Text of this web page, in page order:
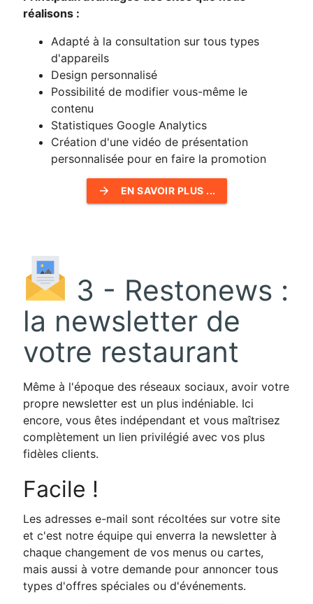
réalisons :
Adapté à la consultation sur tous types
d'appareils
Design personnalisé
Possibilité de modifier vous-même le
contenu
Statistiques Google Analytics
Création d'une vidéo de présentation
personnalisée pour en faire la promotion
arrow_forward EN SAVOIR PLUS ...
3 - Restonews :
la newsletter de
votre restaurant
Même à l'époque des réseaux sociaux, avoir votre
propre newsletter est un plus indéniable. Ici
encore, vous êtes indépendant et vous maîtrisez
complètement un lien privilégié avec vos plus
fidèles clients.
Facile !
Les adresses e-mail sont récoltées sur votre site
et c'est notre équipe qui enverra la newsletter à
chaque changement de vos menus ou cartes,
mais aussi à votre demande pour annoncer tous
types d'offres spéciales ou d'événements.